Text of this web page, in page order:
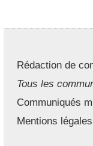
Rédaction de
Tous les
Communiqués
Mentions légales